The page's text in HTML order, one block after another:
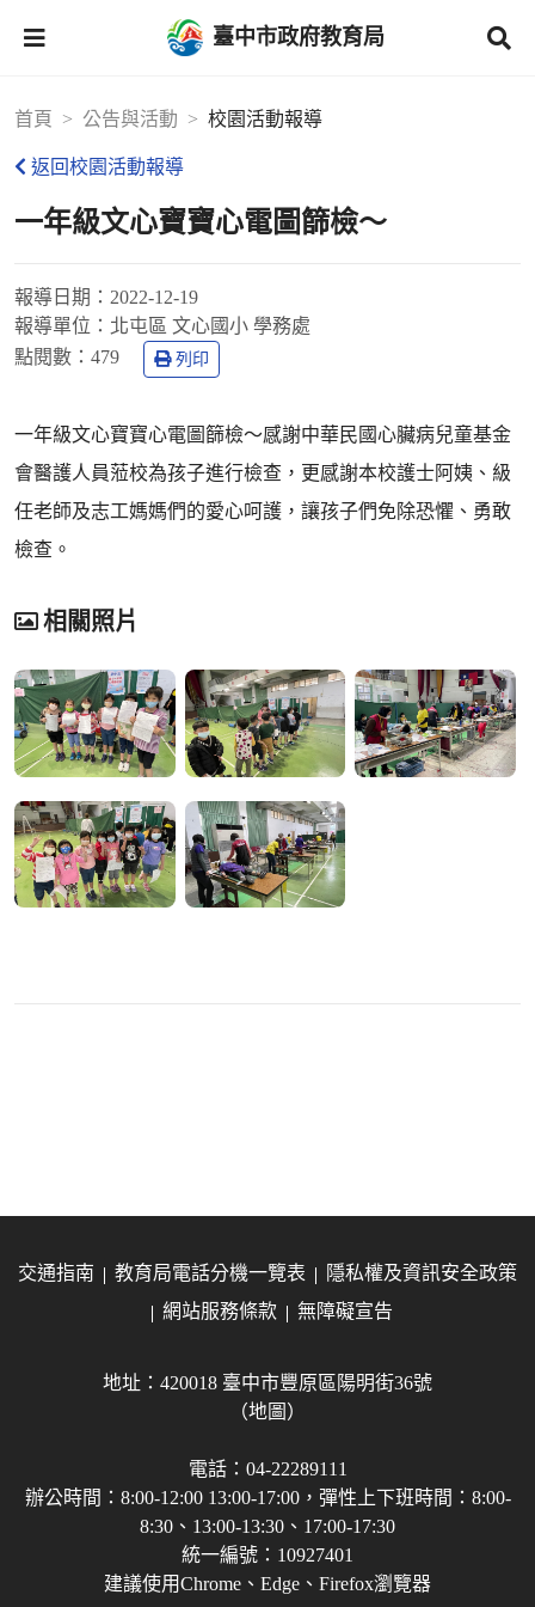
臺中市政府教育局
首頁 公告與活動 校園活動報導
返回校園活動報導
一年級文心寶寶心電圖篩檢～
報導日期： 2022-12-19
報導單位： 北屯區 文心國小 學務處
點閱數： 479 列印
一年級文心寶寶心電圖篩檢～感謝中華民國心臟病兒童基金
會醫護人員蒞校為孩子進行檢查，更感謝本校護士阿姨、級
任老師及志工媽媽們的愛心呵護，讓孩子們免除恐懼、勇敢
檢查。
相關照片
交通指南 教育局電話分機一覽表
隱私權及資訊安全政策
網站服務條款
無障礙宣告
地址：420018 臺中市豐原區陽明街36號
（地圖）
電話：04-22289111
辦公時間：8:00-12:00 13:00-17:00，彈性上下班時間：8:00-
8:30、13:00-13:30、17:00-17:30
統一編號：10927401
建議使用Chrome、Edge、Firefox瀏覽器